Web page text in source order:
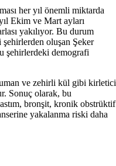
her yıl önemli miktarda
Ekim ve Mart ayları
yakılıyor. Bu durum
oluşan Şeker
şehirlerdeki demografi
ve zehirli kül gibi kirletici
Sonuç olarak, bu
bronşit, kronik obstrüktif
yakalanma riski daha